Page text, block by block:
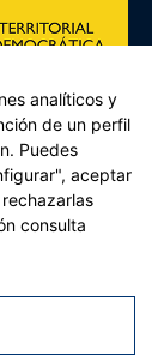
Financiado por
(UE)
12 de febrero
analíticos y
de un perfil
Puedes
aceptar
consulta